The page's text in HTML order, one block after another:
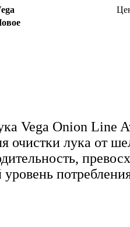
Vega Onion Line
очистки лука от